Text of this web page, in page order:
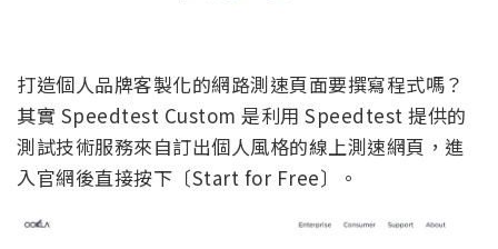
打造個人品牌客製化的網路測速頁面要撰寫程式嗎？
其實 Speedtest Custom 是利用 Speedtest 提供的
測試技術服務來自訂出個人風格的線上測速網頁，進
入官網後直接按下〔Start for Free〕。